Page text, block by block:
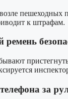
пешеходных
к штрафам.
ремень
за